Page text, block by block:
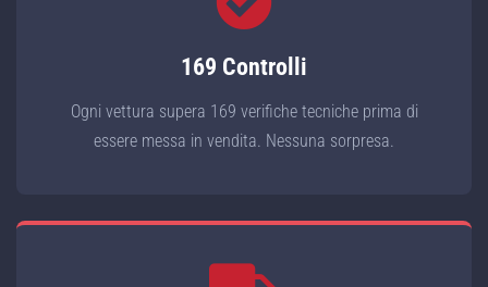
169 Controlli
Ogni vettura supera 169 verifiche tecniche prima di
essere messa in vendita. Nessuna sorpresa.